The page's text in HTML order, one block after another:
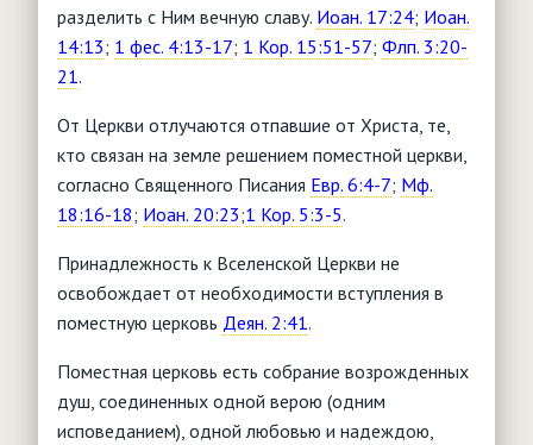
разделить с Ним вечную славу. Иоан. 17:24; Иоан.
14:13; 1 фес. 4:13-17; 1 Кор. 15:51-57; Флп. 3:20-
21.
От Церкви отлучаются отпавшие от Христа, те,
кто связан на земле решением поместной церкви,
согласно Священного Писания Евр. 6:4-7; Мф.
18:16-18; Иоан. 20:23;1 Кор. 5:3-5.
Принадлежность к Вселенской Церкви не
освобождает от необходимости вступления в
поместную церковь Деян. 2:41.
Поместная церковь есть собрание возрожденных
душ, соединенных одной верою (одним
исповеданием), одной любовью и надеждою,